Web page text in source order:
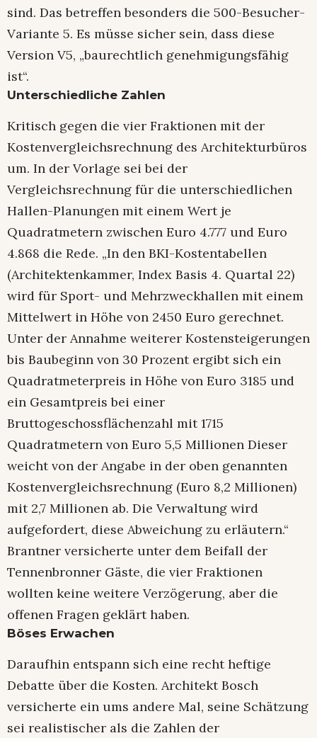
sind. Das betreffen besonders die 500-Besucher-
Variante 5. Es müsse sicher sein, dass diese
Version V5, „baurechtlich genehmigungsfähig
ist“.
Unterschiedliche Zahlen
Kritisch gegen die vier Fraktionen mit der
Kostenvergleichsrechnung des Architekturbüros
um. In der Vorlage sei bei der
Vergleichsrechnung für die unterschiedlichen
Hallen-Planungen mit einem Wert je
Quadratmetern zwischen Euro 4.777 und Euro
4.868 die Rede. „In den BKI-Kostentabellen
(Architektenkammer, Index Basis 4. Quartal 22)
wird für Sport- und Mehrzweckhallen mit einem
Mittelwert in Höhe von 2450 Euro gerechnet.
Unter der Annahme weiterer Kostensteigerungen
bis Baubeginn von 30 Prozent ergibt sich ein
Quadratmeterpreis in Höhe von Euro 3185 und
ein Gesamtpreis bei einer
Bruttogeschossflächenzahl mit 1715
Quadratmetern von Euro 5,5 Millionen Dieser
weicht von der Angabe in der oben genannten
Kostenvergleichsrechnung (Euro 8,2 Millionen)
mit 2,7 Millionen ab. Die Verwaltung wird
aufgefordert, diese Abweichung zu erläutern.“
Brantner versicherte unter dem Beifall der
Tennenbronner Gäste, die vier Fraktionen
wollten keine weitere Verzögerung, aber die
offenen Fragen geklärt haben.
Böses Erwachen
Daraufhin entspann sich eine recht heftige
Debatte über die Kosten. Architekt Bosch
versicherte ein ums andere Mal, seine Schätzung
sei realistischer als die Zahlen der